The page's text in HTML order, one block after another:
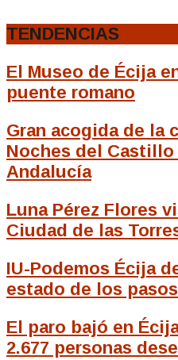
TENDENCIAS
El Museo de Écija
puente romano
Gran acogida de la
Noches del Castillo
Andalucía
Luna Pérez Flores
Ciudad de las
IU-Podemos Écija
estado de los
El paro bajó en
2.677 personas